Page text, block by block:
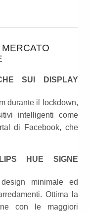
SUI DISPLAY
durante il lockdown,
intelligenti come
di Facebook, che
HUE SIGNE
minimale ed
Ottima la
con le maggiori